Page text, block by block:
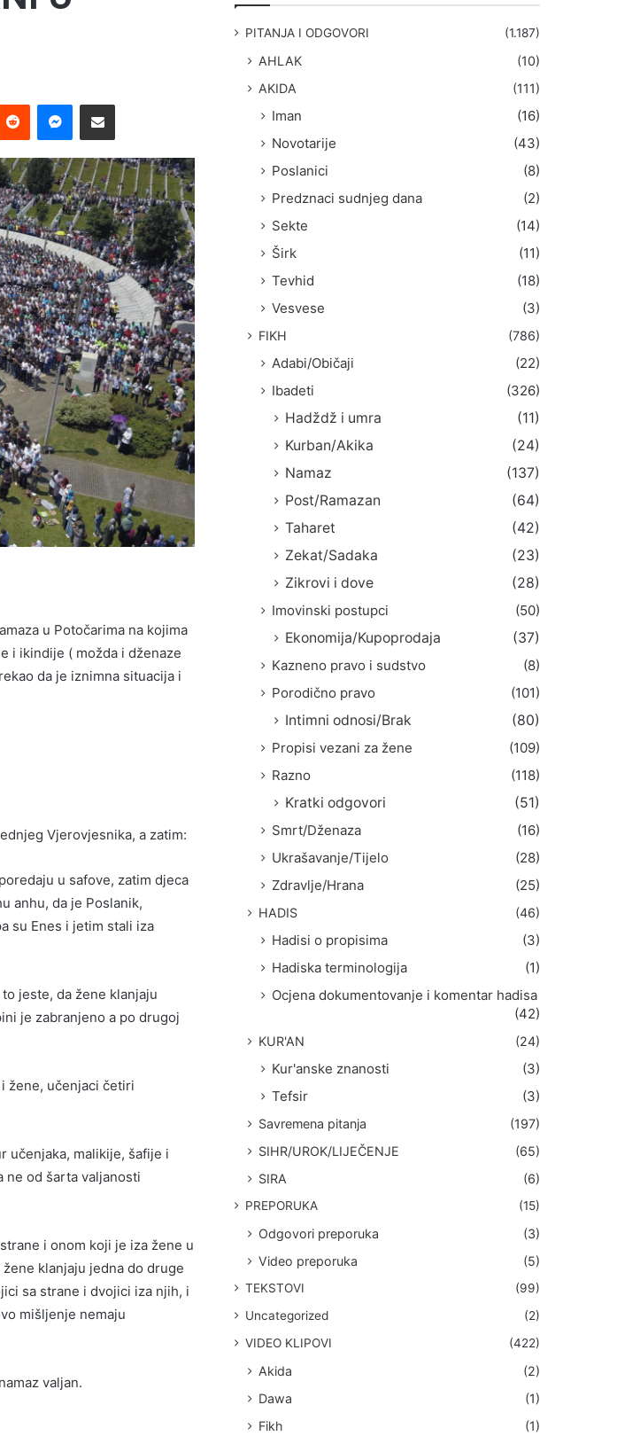
u Potočarima na kojima
i ikindije ( možda i dženaze
da je iznimna situacija i
Vjerovjesnika, a zatim:
u safove, zatim djeca
anhu, da je Poslanik,
su Enes i jetim stali iza
jeste, da žene klanjaju
je zabranjeno a po drugoj
žene, učenjaci četiri
učenjaka, malikije, šafije i
ne od šarta valjanosti
i onom koji je iza žene u
klanjaju jedna do druge
sa strane i dvojici iza njih, i
mišljenje nemaju
valjan.
PITANJA I ODGOVORI (1.187)
AHLAK
(10)
AKIDA
(111)
Iman
(16)
Novotarije
(43)
Poslanici
(8)
Predznaci sudnjeg dana
(2)
Sekte
(14)
Širk
(11)
Tevhid
(18)
Vesvese
(3)
FIKH (786)
Adabi/Običaji
(22)
Ibadeti
(326)
Hadždž i umra
(11)
Kurban/Akika
(24)
Namaz
(137)
Post/Ramazan
(64)
Taharet
(42)
Zekat/Sadaka
(23)
Zikrovi i dove
(28)
Imovinski postupci
(50)
Ekonomija/Kupoprodaja
(37)
Kazneno pravo i sudstvo
(8)
Porodično pravo
(101)
Intimni odnosi/Brak
(80)
Propisi vezani za žene
(109)
Razno
(118)
Kratki odgovori
(51)
Smrt/Dženaza
(16)
Ukrašavanje/Tijelo
(28)
Zdravlje/Hrana
(25)
HADIS (46)
Hadisi o propisima
(3)
Hadiska terminologija
(1)
Ocjena dokumentovanje i komentar hadisa
(42)
KUR'AN (24)
Kur'anske znanosti
(3)
Tefsir
(3)
Savremena pitanja
(197)
SIHR/UROK/LIJEČENJE
(65)
SIRA
(6)
PREPORUKA (15)
Odgovori preporuka
(3)
Video preporuka
(5)
TEKSTOVI
(99)
Uncategorized
(2)
VIDEO KLIPOVI
(422)
Akida
(2)
Dawa
(1)
Fikh
(1)